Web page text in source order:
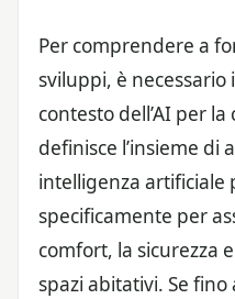
Per comprendere a
sviluppi, è necessario
contesto dell’AI per
definisce l’insieme di
intelligenza artificiale
specificamente per
comfort, la sicurezza
spazi abitativi. Se fino